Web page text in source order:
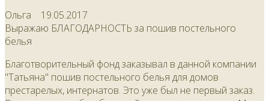
Ольга 19.05.2017
Выражаю БЛАГОДАРНОСТЬ за пошив постельного
белья
Благотворительный фонд заказывал в данной компании
"Татьяна" пошив постельного белья для домов
престарелых, интернатов. Это уже был не первый заказ.